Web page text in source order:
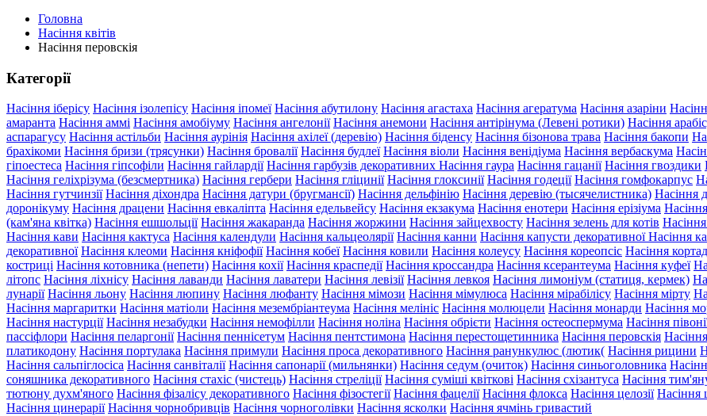
Головна
Насіння квітів
Насіння перовскія
Категорії
Насіння іберісу Насіння ізолепісу Насіння іпомеї Насіння абутилону Насіння агастаха Насіння агератума Насіння азаріни
амаранта Насіння аммі Насіння амобіуму Насіння ангелонії Насіння анемони Насіння антірінума (Левені ротики) Насіння
аспарагусу Насіння астільби Насіння аурінія Насіння ахілеї (деревію) Насіння біденсу Насіння бізонова трава Насіння бакопи
брахікоми Насіння бризи (трясунки) Насіння бровалії Насіння будлеї Насіння віоли Насіння венідіума Насіння вербаскума
гіпоестеса Насіння гіпсофіли Насіння гайлардії Насіння гарбузів декоративних Насіння гаура Насіння гацанії Насіння гвоздики
Насіння геліхрізума (безсмертника) Насіння гербери Насіння гліцинії Насіння глоксинії Насіння годеції Насіння гомфокарпус
Насіння гутчинзії Насіння діхондра Насіння датури (бругмансії) Насіння дельфінію Насіння деревію (тысячелистника) Насіння
доронікуму Насіння драцени Насіння евкаліпта Насіння едельвейсу Насіння екзакума Насіння енотери Насіння ерізіума
(кам'яна квітка) Насіння ешшольції Насіння жакаранда Насіння жоржини Насіння зайцехвосту Насіння зелень для котів
Насіння кави Насіння кактуса Насіння календули Насіння кальцеолярії Насіння канни Насіння капусти декоративноїНасіння
декоративної Насіння клеоми Насіння кніфофії Насіння кобеї Насіння ковили Насіння колеусу Насіння кореопсіс Насіння
костриці Насіння котовника (непети) Насіння кохії Насіння краспедії Насіння кроссандра Насіння ксерантеума Насіння куфеї
літопс Насіння ліхнісу Насіння лаванди Насіння лаватери Насіння левізії Насіння левкоя Насіння лимоніум (статиця, кермек)
лунарії Насіння льону Насіння люпину Насіння люфанту Насіння мімози Насіння мімулюса Насіння мірабілісу Насіння мірту
Насіння маргаритки Насіння матіоли Насіння мезембріантеума Насіння мелініс Насіння молюцели Насіння монарди Насіння
Насіння настурції Насіння незабудки Насіння немофілли Насіння ноліна Насіння обрієти Насіння остеоспермума Насіння
пассіфлори Насіння пеларгонії Насіння пеннісетум Насіння пентстимона Насіння перестощетинника Насіння перовскія
платикодону Насіння портулака Насіння примули Насіння проса декоративного Насіння ранункулюс (лютик( Насіння рицини
Насіння сальпіглосіса Насіння санвіталії Насіння сапонарії (мильнянки) Насіння седум (очиток) Насіння синьоголовника
соняшника декоративного Насіння стахіс (чистець) Насіння стреліції Насіння суміші квіткові Насіння схізантуса Насіння
тютюну духм'яного Насіння фізалісу декоративного Насіння фізостегії Насіння фацелії Насіння флокса Насіння целозії Насіння
Насіння цинерарії Насіння чорнобривців Насіння чорноголівки Насіння ясколки Насіння ячмінь гривастий